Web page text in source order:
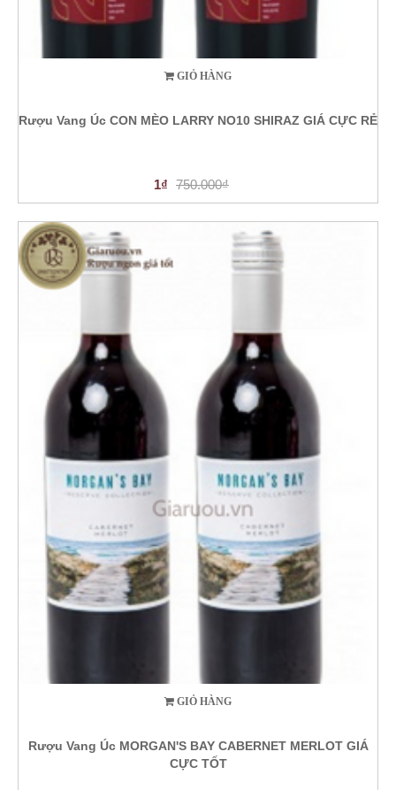
GIỎ HÀNG
Rượu Vang Úc CON MÈO LARRY NO10 SHIRAZ GIÁ CỰC RẺ
1₫ 750.000₫
GIỎ HÀNG
Rượu Vang Úc MORGAN'S BAY CABERNET MERLOT GIÁ
CỰC TỐT